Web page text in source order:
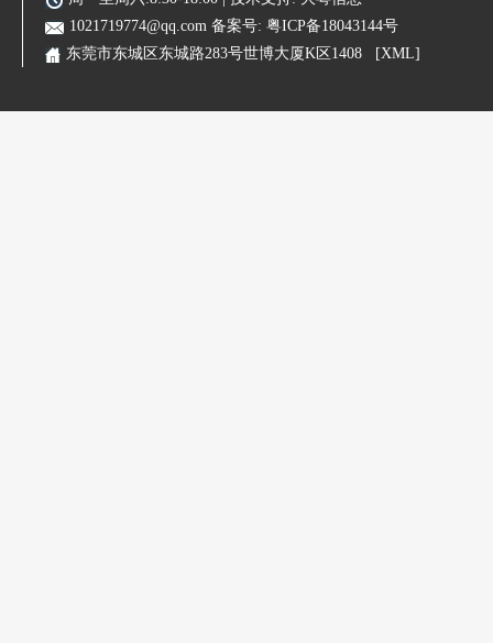
1021719774@qq.com 备案号: 粤ICP备18043144号
东莞市东城区东城路283号世博大厦K区1408
[XML]